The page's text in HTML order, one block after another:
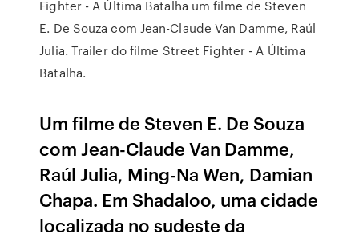
Fighter - A Última Batalha um filme de Steven
E. De Souza com Jean-Claude Van Damme, Raúl
Julia. Trailer do filme Street Fighter - A Última
Batalha.
Um filme de Steven E. De Souza
com Jean-Claude Van Damme,
Raúl Julia, Ming-Na Wen, Damian
Chapa. Em Shadaloo, uma cidade
localizada no sudeste da